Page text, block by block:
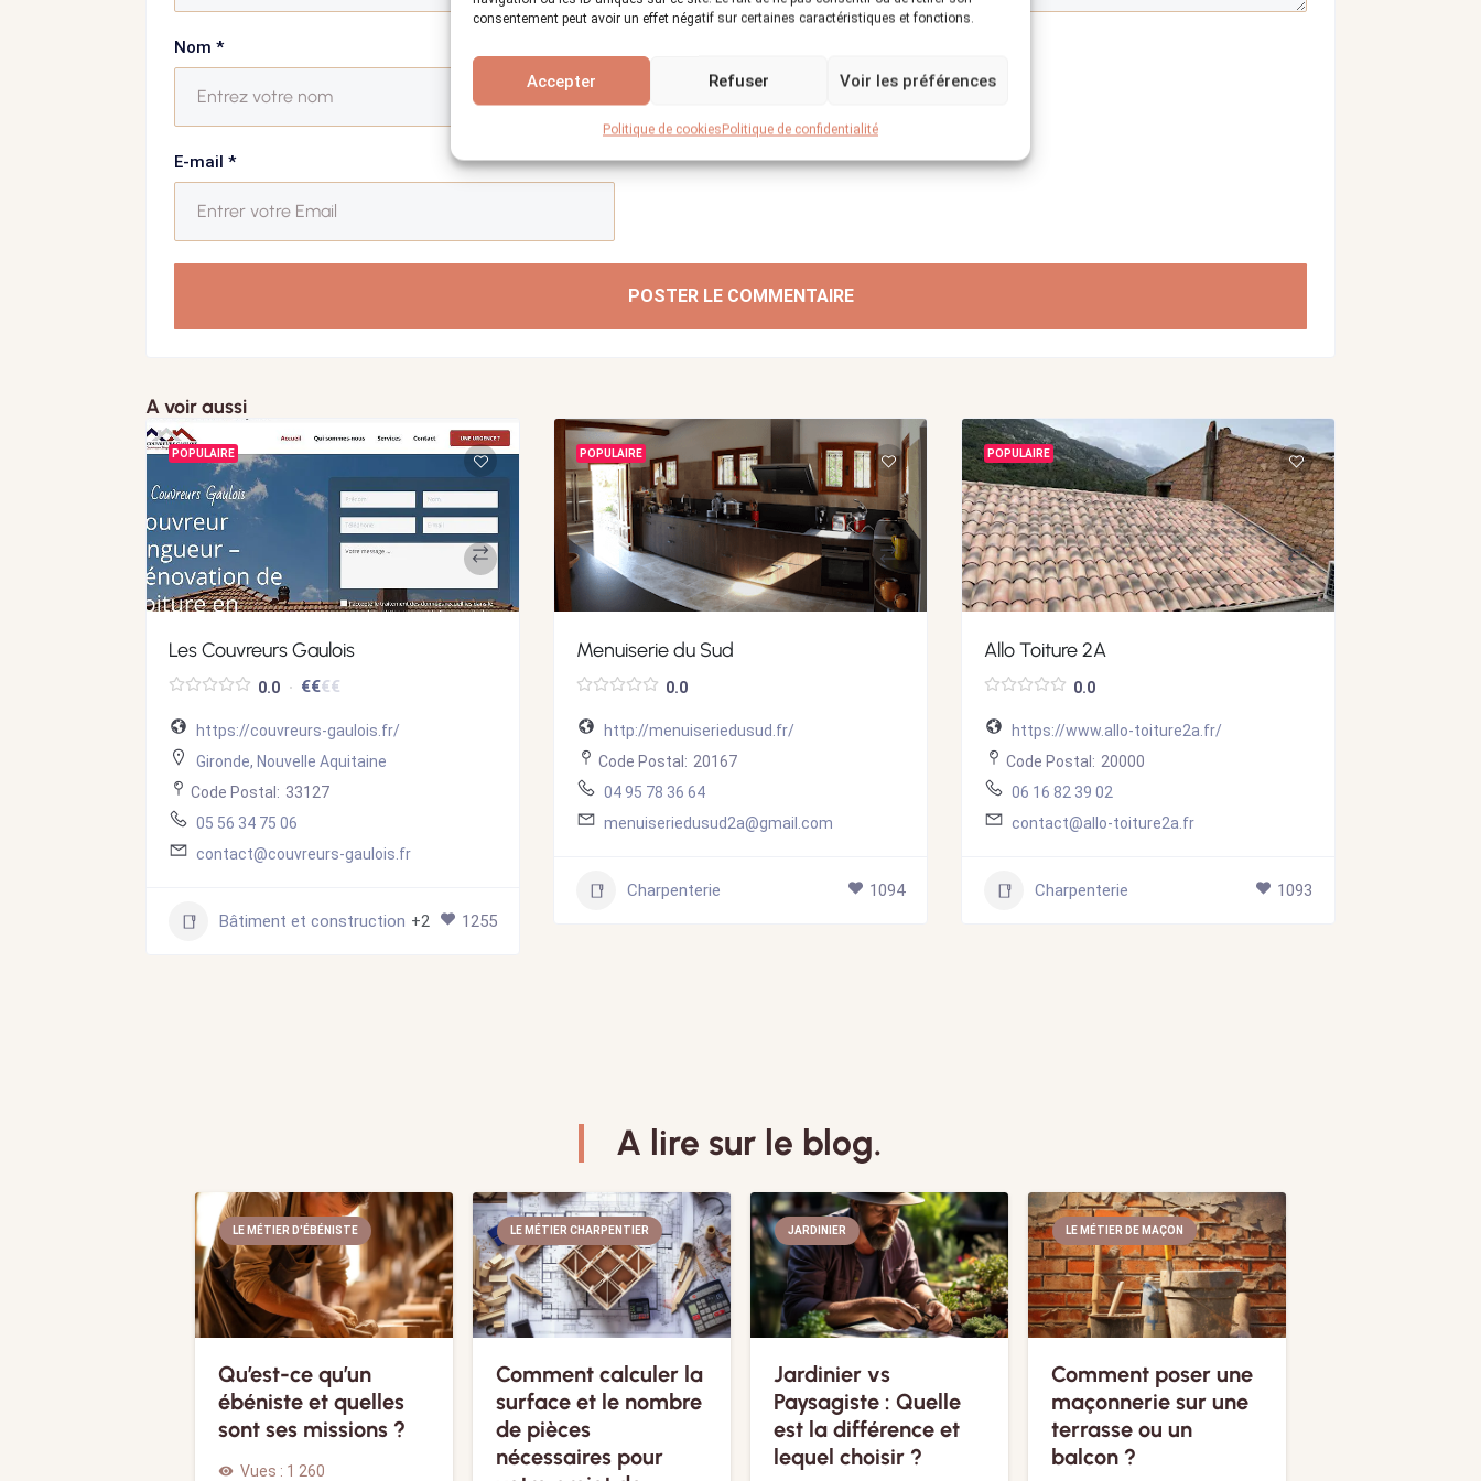
consentement peut avoir un effet négatif sur certaines caractéristiques et fonctions.
Accepter Refuser Voir les préférences
Politique de cookiesPolitique de confidentialité
Nom *
E-mail *
POSTER LE COMMENTAIRE
A voir aussi
POPULAIRE
Les Couvreurs Gaulois
0.0 €€€€
https://couvreurs-gaulois.fr/
Gironde, Nouvelle Aquitaine
Code Postal: 33127
05 56 34 75 06
contact@couvreurs-gaulois.fr
Bâtiment et construction +2 1255
POPULAIRE
Menuiserie du Sud
0.0
http://menuiseriedusud.fr/
Code Postal: 20167
04 95 78 36 64
menuiseriedusud2a@gmail.com
Charpenterie 1094
POPULAIRE
Allo Toiture 2A
0.0
https://www.allo-toiture2a.fr/
Code Postal: 20000
06 16 82 39 02
contact@allo-toiture2a.fr
Charpenterie 1093
A lire sur le blog.
LE MÉTIER D'ÉBÉNISTE
Qu’est-ce qu’un
ébéniste et quelles
sont ses missions ?
visibility Vues : 1 260
LE MÉTIER CHARPENTIER
Comment calculer la
surface et le nombre
de pièces
nécessaires pour
JARDINIER
Jardinier vs
Paysagiste : Quelle
est la différence et
lequel choisir ?
LE MÉTIER DE MAÇON
Comment poser une
maçonnerie sur une
terrasse ou un
balcon ?